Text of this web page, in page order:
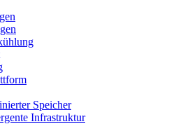
Speicher
Infrastruktur